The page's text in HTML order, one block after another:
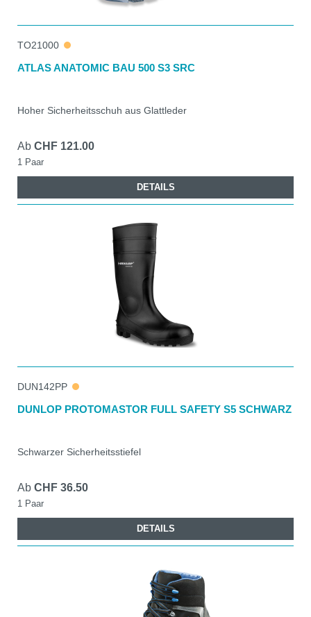
TO21000
ATLAS ANATOMIC BAU 500 S3 SRC
Hoher Sicherheitsschuh aus Glattleder
Ab CHF 121.00
1 Paar
DETAILS
DUN142PP
DUNLOP PROTOMASTOR FULL SAFETY S5 SCHWARZ
Schwarzer Sicherheitsstiefel
Ab CHF 36.50
1 Paar
DETAILS